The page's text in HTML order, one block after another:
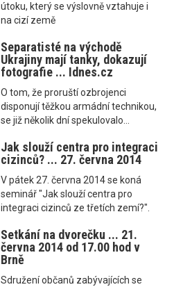
útoku, který se výslovně vztahuje i
na cizí země
Separatisté na východě
Ukrajiny mají tanky, dokazují
fotografie ... Idnes.cz
O tom, že proruští ozbrojenci
disponují těžkou armádní technikou,
se již několik dní spekulovalo...
Jak slouží centra pro integraci
cizinců? ... 27. června 2014
V pátek 27. června 2014 se koná
seminář "Jak slouží centra pro
integraci cizinců ze třetích zemí?".
Setkání na dvorečku ... 21.
června 2014 od 17.00 hod v
Brně
Sdružení občanů zabývajících se